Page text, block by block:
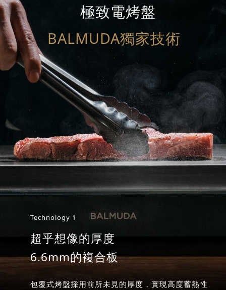
極致電烤盤
BALMUDA獨家技術
Technology 1
超乎想像的厚度
6.6mm的複合板
包覆式烤盤採用前所未見的厚度，實現高度蓄熱性